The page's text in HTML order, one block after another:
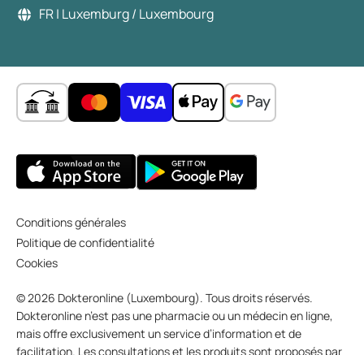
FR | Luxemburg / Luxembourg
Conditions générales
Politique de confidentialité
Cookies
© 2026 Dokteronline (Luxembourg). Tous droits réservés.
Dokteronline n’est pas une pharmacie ou un médecin en ligne,
mais offre exclusivement un service d’information et de
facilitation. Les consultations et les produits sont proposés par